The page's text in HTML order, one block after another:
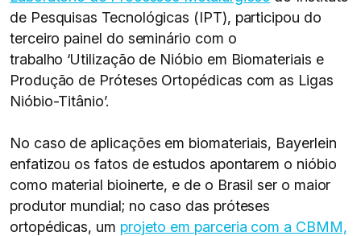
de Pesquisas Tecnológicas (IPT), participou do
terceiro painel do seminário com o
trabalho ‘Utilização de Nióbio em Biomateriais e
Produção de Próteses Ortopédicas com as Ligas
Nióbio-Titânio’.
No caso de aplicações em biomateriais, Bayerlein
enfatizou os fatos de estudos apontarem o nióbio
como material bioinerte, e de o Brasil ser o maior
produtor mundial; no caso das próteses
ortopédicas, um projeto em parceria com a CBMM,